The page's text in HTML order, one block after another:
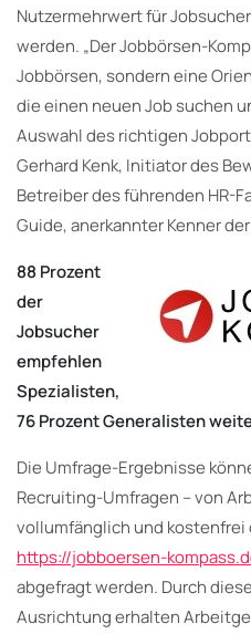
Nutzermehrwert für
werden. „Der Jobbörsen-
Jobbörsen, sondern eine
die einen neuen Job suchen
Auswahl des richtigen
Gerhard Kenk, Initiator des
Betreiber des führenden HR-
Guide, anerkannter Kenner
88 Prozent
der
Jobsucher
empfehlen
Spezialisten,
76 Prozent Generalisten
Die Umfrage-Ergebnisse
Recruiting-Umfragen – von
vollumfänglich und
https://jobboersen-
abgefragt werden. Durch
Ausrichtung erhalten